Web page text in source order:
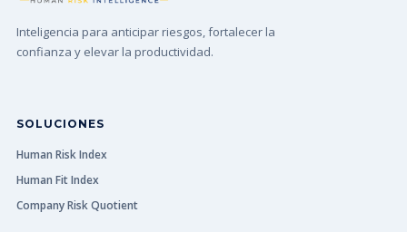
Inteligencia para anticipar riesgos, fortalecer la
confianza y elevar la productividad.
SOLUCIONES
Human Risk Index
Human Fit Index
Company Risk Quotient